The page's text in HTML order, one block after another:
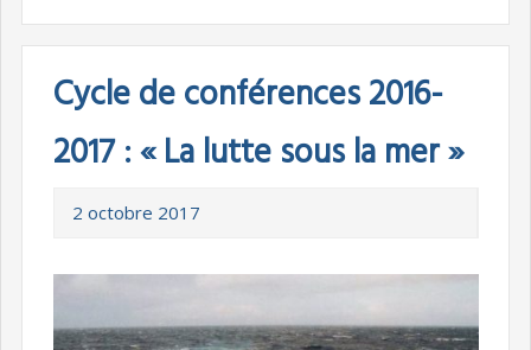
Cycle de conférences 2016-
2017 : « La lutte sous la mer »
2 octobre 2017